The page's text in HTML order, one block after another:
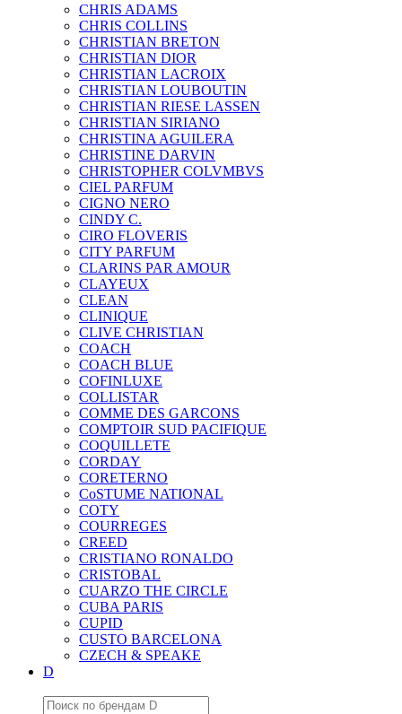
CHRIS ADAMS
CHRIS COLLINS
CHRISTIAN BRETON
CHRISTIAN DIOR
CHRISTIAN LACROIX
CHRISTIAN LOUBOUTIN
CHRISTIAN RIESE LASSEN
CHRISTIAN SIRIANO
CHRISTINA AGUILERA
CHRISTINE DARVIN
CHRISTOPHER COLVMBVS
CIEL PARFUM
CIGNO NERO
CINDY C.
CIRO FLOVERIS
CITY PARFUM
CLARINS PAR AMOUR
CLAYEUX
CLEAN
CLINIQUE
CLIVE CHRISTIAN
COACH
COACH BLUE
COFINLUXE
COLLISTAR
COMME DES GARCONS
COMPTOIR SUD PACIFIQUE
COQUILLETE
CORDAY
CORETERNO
CoSTUME NATIONAL
COTY
COURREGES
CREED
CRISTIANO RONALDO
CRISTOBAL
CUARZO THE CIRCLE
CUBA PARIS
CUPID
CUSTO BARCELONA
CZECH & SPEAKE
D